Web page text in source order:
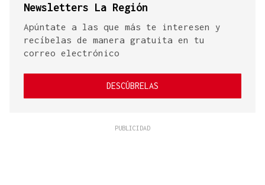
Newsletters La Región
Apúntate a las que más te interesen y
recíbelas de manera gratuita en tu
correo electrónico
DESCÚBRELAS